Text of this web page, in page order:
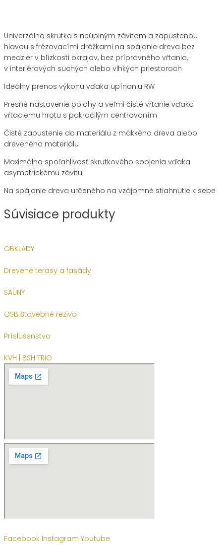
4X35/18
Univerzálna skrutka s neúplným závitom a zapustenou
hlavou s frézovacími drážkami na spájanie dreva bez
medzier v blízkosti okrajov, bez prípravného vŕtania,
v interiérových suchých alebo vlhkých priestoroch
Ideálny prenos výkonu vďaka upínaniu RW
Presné nastavenie polohy a veľmi čisté vŕtanie vďaka
vŕtaciemu hrotu s pokročilým centrovaním
Čisté zapustenie do materiálu z mäkkého dreva alebo
dreveného materiálu
Maximálna spoľahlivosť skrutkového spojenia vďaka
asymetrickému závitu
Na spájanie dreva určeného na vzájomné stiahnutie k sebe
Súvisiace produkty
OBKLADY
Drevené terasy a fasády
SAUNY
OSB Stavebné rezivo
Príslušenstvo
KVH | BSH TRIO
Facebook Instagram Youtube